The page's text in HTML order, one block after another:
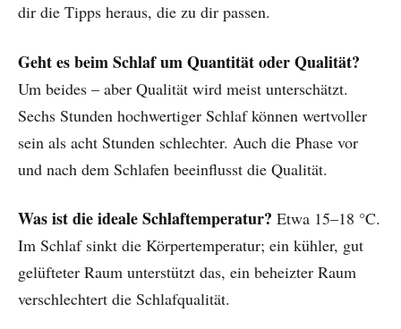
dir die Tipps heraus, die zu dir passen.
Geht es beim Schlaf um Quantität oder Qualität?
Um beides – aber Qualität wird meist unterschätzt.
Sechs Stunden hochwertiger Schlaf können wertvoller
sein als acht Stunden schlechter. Auch die Phase vor
und nach dem Schlafen beeinflusst die Qualität.
Was ist die ideale Schlaftemperatur? Etwa 15–18 °C.
Im Schlaf sinkt die Körpertemperatur; ein kühler, gut
gelüfteter Raum unterstützt das, ein beheizter Raum
verschlechtert die Schlafqualität.